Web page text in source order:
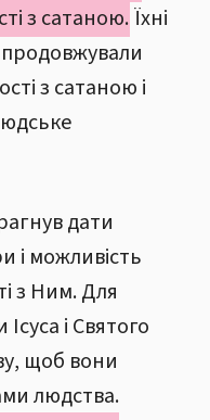
з сатаною.Їхні
з сатаною і
дати
і можливість
з Ним. Для
і Святого
щоб вони
людства.